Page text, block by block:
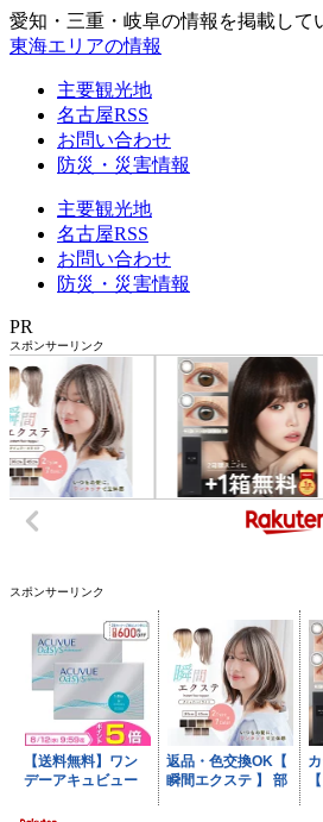
愛知・三重・岐阜の情報を掲載して
東海エリアの情報
主要観光地
名古屋RSS
お問い合わせ
防災・災害情報
主要観光地
名古屋RSS
お問い合わせ
防災・災害情報
PR
スポンサーリンク
スポンサーリンク